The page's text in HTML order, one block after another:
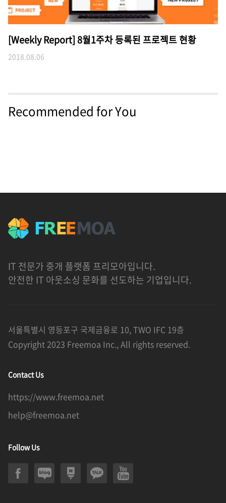
[Weekly Report] 8월1주차 등록된 프로젝트 현황
2018.08.06
Recommended for You
IT 전문가 중개 플랫폼 프리모아입니다.
안전한 IT 아웃소싱 문화를 선도하는 기업입니다.
서울특별시 영등포구 국제금융로 10, TWO IFC 19층
Copyright 2023 Freemoa Inc., All rights reserved.
Contact Us
https://www.freemoa.net
help@freemoa.net
Follow Us